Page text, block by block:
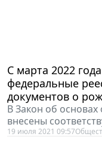
С марта 2022
федеральные
документов о
В Закон об
внесены
19 июля 2021 09:57